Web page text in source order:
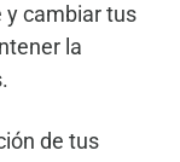
y cambiar tus
la
de tus